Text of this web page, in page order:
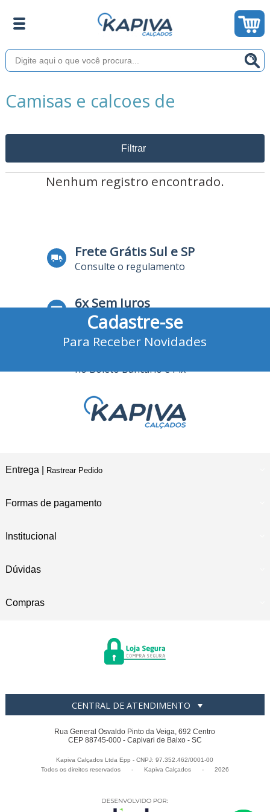
Camisas e calcoes de
Filtrar
Nenhum registro encontrado.
Frete Grátis Sul e SP
Consulte o regulamento
6x Sem Juros
no Cartão de Crédito
no Boleto Bancário e Pix
Cadastre-se
Para Receber Novidades
Entrega | Rastrear Pedido
Formas de pagamento
Institucional
Dúvidas
Compras
CENTRAL DE ATENDIMENTO
Rua General Osvaldo Pinto da Veiga, 692 Centro
CEP 88745-000 - Capivari de Baixo - SC
Kapiva Calçados Ltda Epp - CNPJ: 97.352.462/0001-00
Todos os direitos reservados
- Kapiva Calçados - 2026